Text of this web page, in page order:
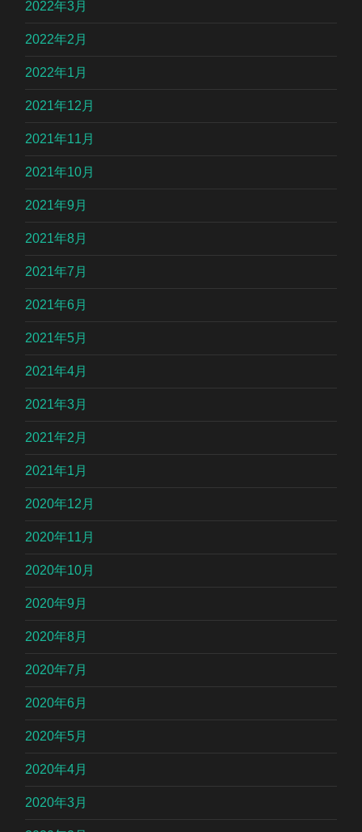
2022年3月
2022年2月
2022年1月
2021年12月
2021年11月
2021年10月
2021年9月
2021年8月
2021年7月
2021年6月
2021年5月
2021年4月
2021年3月
2021年2月
2021年1月
2020年12月
2020年11月
2020年10月
2020年9月
2020年8月
2020年7月
2020年6月
2020年5月
2020年4月
2020年3月